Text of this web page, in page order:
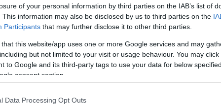
of your personal information by third parties on the IAB’s list of
This information may also be disclosed by us to third parties on the
Participants that may further disclose it to other third parties.
that this website/app uses one or more Google services and may
but not limited to your visit or usage behaviour. You may
to Google and its third-party tags to use your data for below
consent section.
Data Processing Opt Outs
kerülő workshop az SzFE mozgásoktatási rendszerének
színészeknek, táncosoknak, és érdeklődőknek